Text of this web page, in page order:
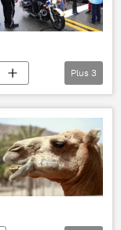
Plus 3